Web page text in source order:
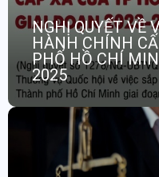
NGHỊ QUYẾT VỀ
HÀNH CHÍNH
PHỐ HỒ CHÍ
2025